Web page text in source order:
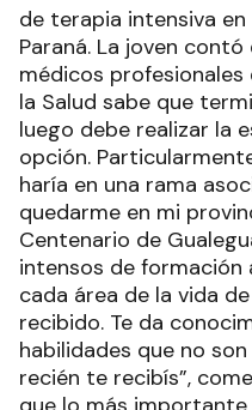
de terapia intensiva
Paraná. La joven
médicos
la Salud sabe que
luego debe realizar la
opción.
haría en una rama
quedarme en mi
Centenario de
intensos de formación
cada área de la vida
recibido. Te da
habilidades que no
recién te recibís”,